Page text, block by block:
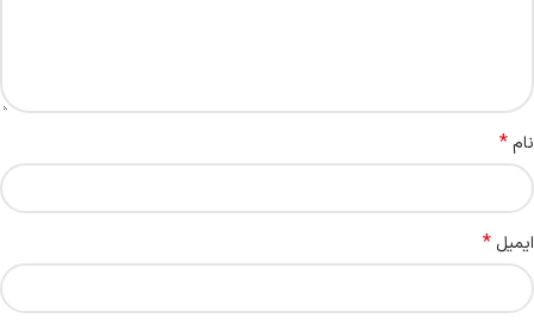
نام*
ایمیل *